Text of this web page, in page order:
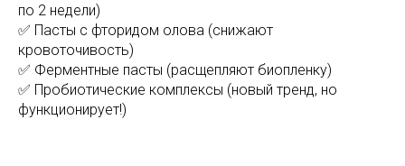
по 2 недели)
✅ Пасты с фторидом олова (снижают
кровоточивость)
✅ Ферментные пасты (расщепляют биопленку)
✅ Пробиотические комплексы (новый тренд, но
функционирует!)